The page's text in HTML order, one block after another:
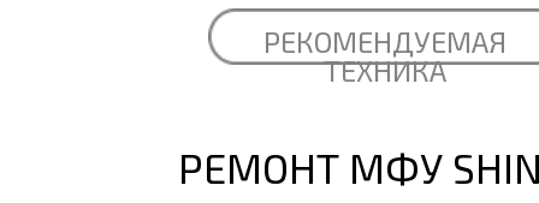
РЕКОМЕНДУЕМАЯ
ТЕХНИКА
РЕМОНТ МФУ